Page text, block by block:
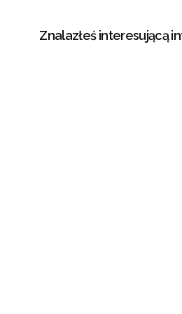
Znalazłeś interesującą